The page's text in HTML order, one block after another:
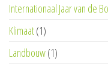
Internationaal Jaar van de
Klimaat(1)
Landbouw(1)